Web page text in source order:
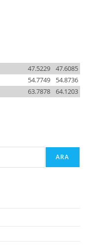
47.6085
47.5229
54.8736
54.7749
64.1203
63.7878
ARA